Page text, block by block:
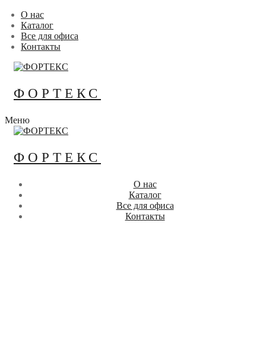
Перейти
содержимому
Меню
Закрыть
О нас
Каталог
Все для офиса
Контакты
ФОРТЕКС
Меню
ФОРТЕКС
О нас
Каталог
Все для офиса
Контакты